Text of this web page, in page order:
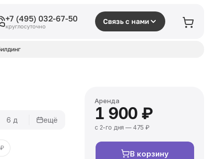
+7 (495) 032-67-50
круглосуточно
Связь с нами
6 д
ещё
Аренда
1 900 ₽
с 2-го дня — 475 ₽
В корзину